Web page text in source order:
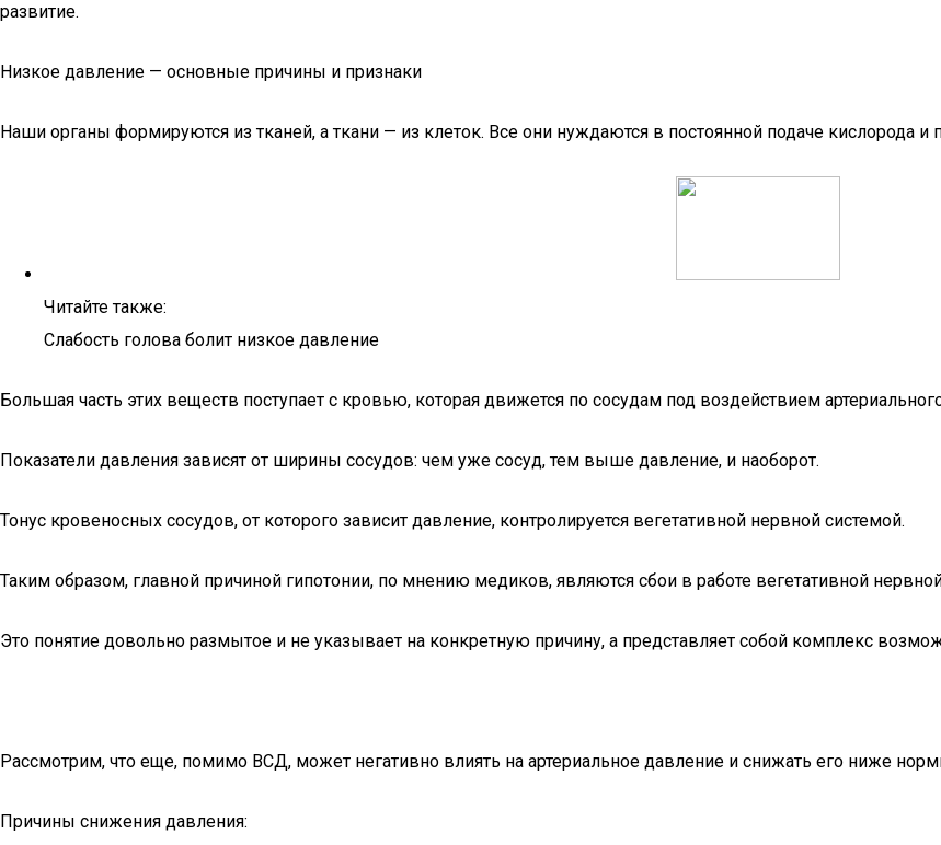
развитие.
Низкое давление — основные причины и признаки
Наши органы формируются из тканей, а ткани — из клеток. Все они нуждаются в постоянной подаче кислорода и
Читайте также:
Слабость голова болит низкое давление
Большая часть этих веществ поступает с кровью, которая движется по сосудам под воздействием
Показатели давления зависят от ширины сосудов: чем уже сосуд, тем выше давление, и наоборот.
Тонус кровеносных сосудов, от которого зависит давление, контролируется вегетативной нервной системой.
Таким образом, главной причиной гипотонии, по мнению медиков, являются сбои в работе вегетативной
Это понятие довольно размытое и не указывает на конкретную причину, а представляет собой комплекс
Рассмотрим, что еще, помимо ВСД, может негативно влиять на артериальное давление и снижать его ниже
Причины снижения давления: